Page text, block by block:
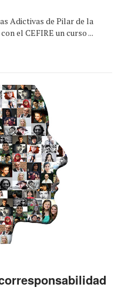
Adictivas de Pilar de la
el CEFIRE un curso ...